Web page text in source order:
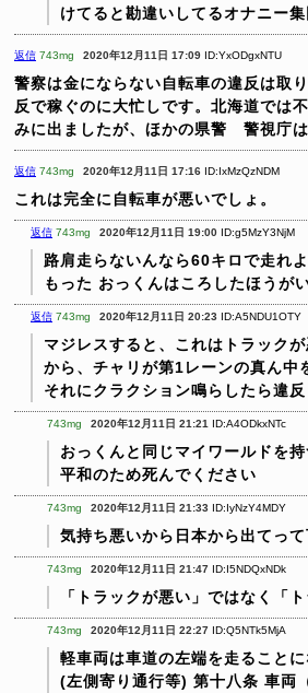
けてると勘違いしてるオナニー集
返信 743mg 2020年12月11日 17:09 ID:YxODgxNTU
警察は金にならない自転車の違反は取
反で稼ぐのに大忙しです。北海道では
みに出ましたが、ほかの県警 警視庁
返信 743mg 2020年12月11日 17:16 ID:IxMzQzNDM
これは完全に自転車が悪いでしょ。
返信 743mg 2020年12月11日 19:00 ID:g5MzY3NjM
路肩走らないんなら60キロで走れ
もった おっくんはころしたほうが
返信 743mg 2020年12月11日 20:23 ID:A5NDU1OTY
マジレスすると、これはトラック
から、チャリが第1レーンの真ん中
それにクラクション鳴らしたら違反
743mg 2020年12月11日 21:21 ID:A4ODkxNTc
おっくんと同じマイワールドを
平和のため死んでください
743mg 2020年12月11日 21:33 ID:IyNzY4MDY
気持ち悪いから日本から出てっ
743mg 2020年12月11日 21:47 ID:I5NDQxNDk
「トラックが悪い」ではなく「
743mg 2020年12月11日 22:27 ID:Q5NTk5MjA
軽車両は車道の左端を走ることに
(左側寄り通行等) 第十八条 車両